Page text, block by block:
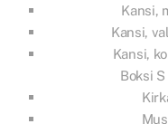
Kansi,
Kansi,
Kansi,
Boksi S